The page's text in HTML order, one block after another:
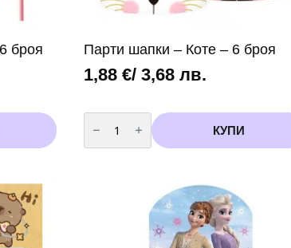
броя Парти шапки – Коте – 6 броя
1,88 €/ 3,68 лв.
количество
за
Парти
шапки
КУПИ